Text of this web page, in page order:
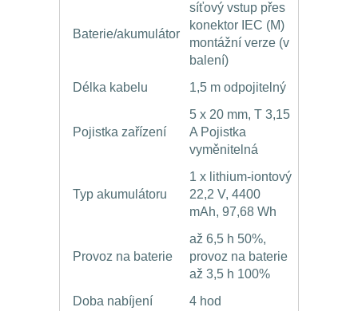
Baterie/akumulátor
síťový vstup přes
konektor IEC (M)
montážní verze (v
balení)
Délka kabelu
1,5 m odpojitelný
Pojistka zařízení
5 x 20 mm, T 3,15
A Pojistka
vyměnitelná
Typ akumulátoru
1 x lithium-iontový
22,2 V, 4400
mAh, 97,68 Wh
Provoz na baterie
až 6,5 h 50%,
provoz na baterie
až 3,5 h 100%
Doba nabíjení
4 hod